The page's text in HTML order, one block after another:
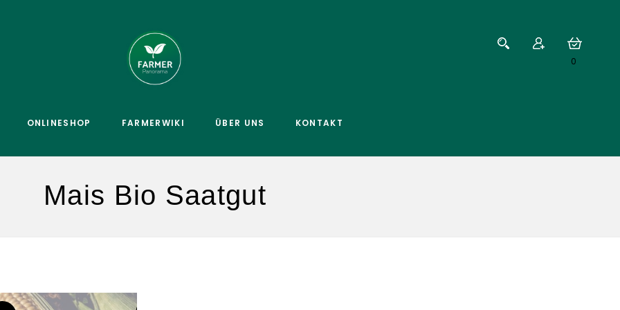
0
ONLINESHOP FARMERWIKI ÜBER UNS KONTAKT
Mais Bio Saatgut